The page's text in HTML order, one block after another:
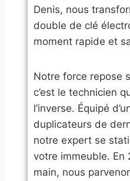
Denis, nous
double de clé
moment rapide et
​Notre force repose
c’est le technicien
l’inverse. Équipé
duplicateurs de
notre expert se
votre immeuble. En
main, nous